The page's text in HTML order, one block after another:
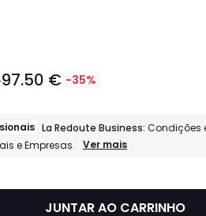
97.50 € -35%
La Redoute Business:Condições
e Empresas.
Profissionais
especiais
Ver mais
JUNTAR AO CARRINHO